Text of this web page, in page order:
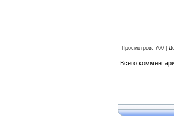
Просмотров: 760 |
Всего